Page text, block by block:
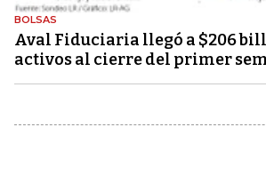
BOLSAS
Aval Fiduciaria llegó a $206
activos al cierre del primer